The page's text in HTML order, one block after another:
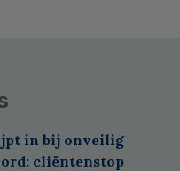
in bij onveilig
cliëntenstop